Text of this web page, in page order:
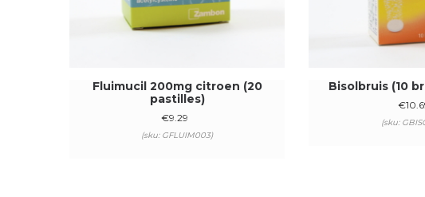
Fluimucil 200mg citroen (20
pastilles)
€9.29
(sku: GFLUIM003)
Bisolbruis (10
€
(sku: